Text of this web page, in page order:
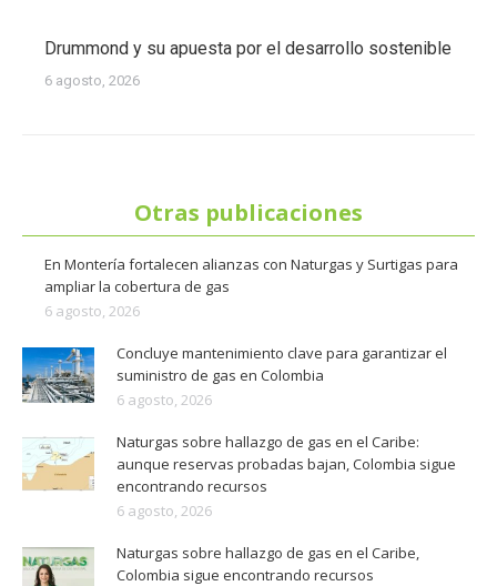
Drummond y su apuesta por el desarrollo sostenible
6 agosto, 2026
Otras publicaciones
En Montería fortalecen alianzas con Naturgas y Surtigas para
ampliar la cobertura de gas
6 agosto, 2026
Concluye mantenimiento clave para garantizar el
suministro de gas en Colombia
6 agosto, 2026
Naturgas sobre hallazgo de gas en el Caribe:
aunque reservas probadas bajan, Colombia sigue
encontrando recursos
6 agosto, 2026
Naturgas sobre hallazgo de gas en el Caribe,
Colombia sigue encontrando recursos